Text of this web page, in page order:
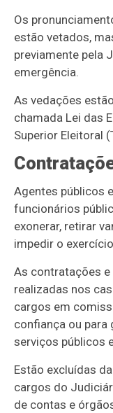
Os
estão vetados,
previamente pela
emergência.
As vedações
chamada Lei das
Superior Eleitoral
Agentes públicos
funcionários
exonerar, retirar
impedir o
As contratações
realizadas nos
cargos em
confiança ou
serviços públicos
Estão excluídas
cargos do
de contas e